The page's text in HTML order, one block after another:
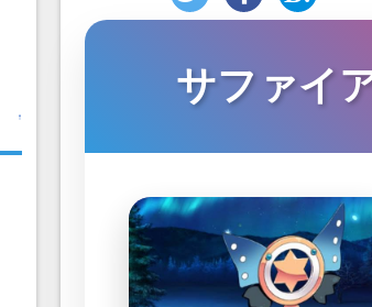
↑
サファイ